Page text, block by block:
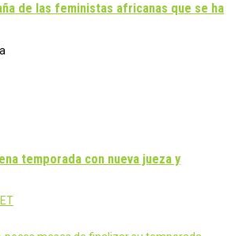
de las feministas africanas que se ha
temporada con nueva jueza y